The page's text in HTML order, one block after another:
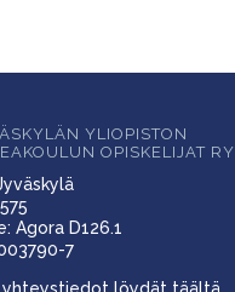
YLIOPISTON
OPISKELIJAT RY
Agora D126.1
7